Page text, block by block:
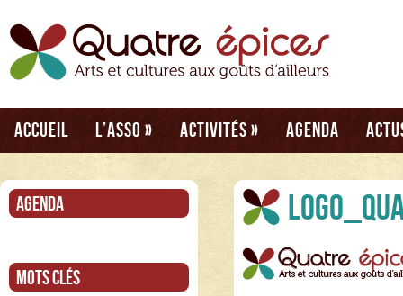
Accueil L’asso » Activités » Agenda
Agenda
Mots clés